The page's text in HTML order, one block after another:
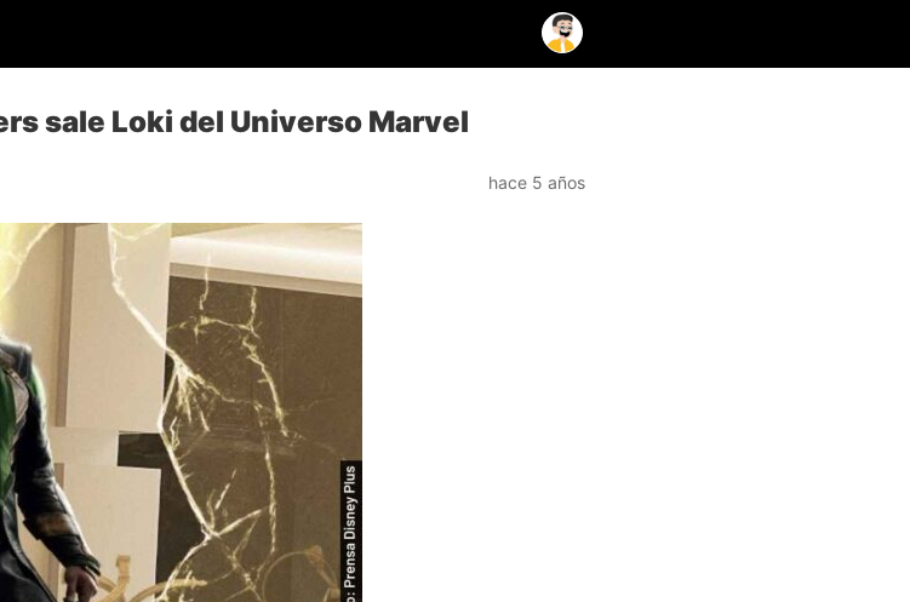
sale Loki del Universo Marvel
hace 5 años